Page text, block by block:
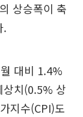
상승폭이 축
.
대비 1.4%
상치(0.5% 상
지수(CPI)도